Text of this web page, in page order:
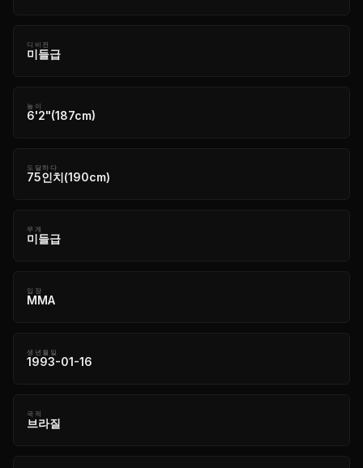
디비전
미들급
높이
6'2"(187cm)
도달하다
75인치(190cm)
무게
미들급
입장
MMA
생년월일
1993-01-16
국적
브라질